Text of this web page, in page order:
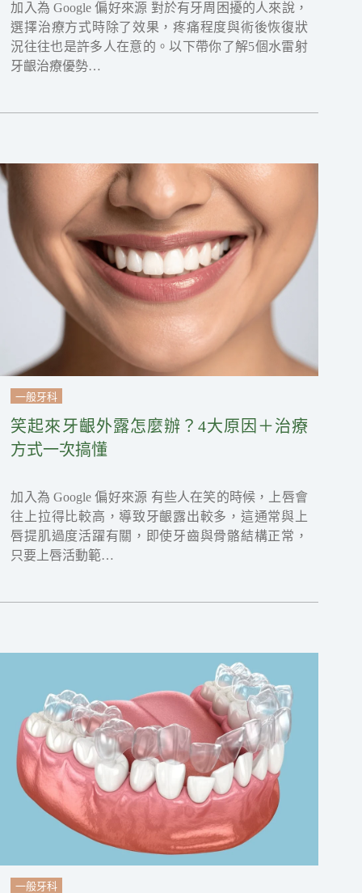
加入為 Google 偏好來源 對於有牙周困擾的人來說，
選擇治療方式時除了效果，疼痛程度與術後恢復狀
況往往也是許多人在意的。以下帶你了解5個水雷射
牙齦治療優勢…
一般牙科
笑起來牙齦外露怎麼辦？4大原因＋治療
方式一次搞懂
加入為 Google 偏好來源 有些人在笑的時候，上唇會
往上拉得比較高，導致牙齦露出較多，這通常與上
唇提肌過度活躍有關，即使牙齒與骨骼結構正常，
只要上唇活動範…
一般牙科